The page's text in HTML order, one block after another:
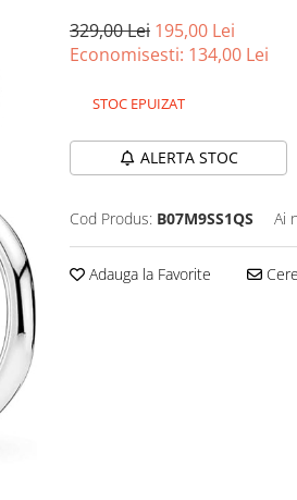
329,00 Lei 195,00 Lei
Economisesti: 134,00 Lei
STOC EPUIZAT
ALERTA STOC
Cod Produs: B07M9SS1QS Ai
Adauga la Favorite